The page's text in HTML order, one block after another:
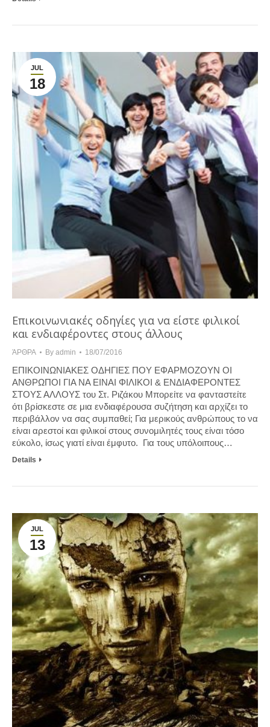
JUL
18
Επικοινωνιακές οδηγίες για να είστε φιλικοί
και ενδιαφέροντες στους άλλους
ΆΡΘΡΑ By admin 18/07/2016
ΕΠΙΚΟΙΝΩΝΙΑΚΕΣ ΟΔΗΓΙΕΣ ΠΟΥ ΕΦΑΡΜΟΖΟΥΝ ΟΙ
ΑΝΘΡΩΠΟΙ ΓΙΑ ΝΑ ΕΙΝΑΙ ΦΙΛΙΚΟΙ & ΕΝΔΙΑΦΕΡΟΝΤΕΣ
ΣΤΟΥΣ ΑΛΛΟΥΣ του Στ. Ριζάκου Μπορείτε να φανταστείτε
ότι βρίσκεστε σε μια ενδιαφέρουσα συζήτηση και αρχίζει το
περιβάλλον να σας συμπαθεί; Για μερικούς ανθρώπους το να
είναι αρεστοί και φιλικοί στους συνομιλητές τους είναι τόσο
εύκολο, ίσως γιατί είναι έμφυτο. Για τους υπόλοιπους…
Details
JUL
13